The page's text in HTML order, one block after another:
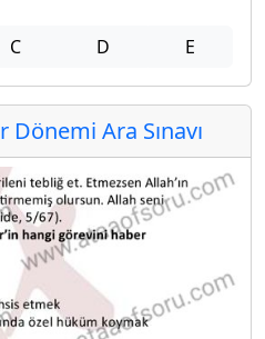
C D E
Ara Sınavı